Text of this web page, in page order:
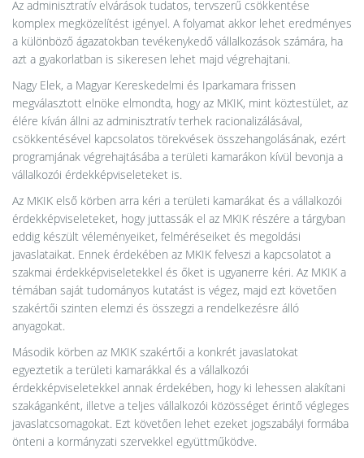
Az adminisztratív elvárások tudatos, tervszerű csökkentése
komplex megközelítést igényel. A folyamat akkor lehet eredményes
a különböző ágazatokban tevékenykedő vállalkozások számára, ha
azt a gyakorlatban is sikeresen lehet majd végrehajtani.
Nagy Elek, a Magyar Kereskedelmi és Iparkamara frissen
megválasztott elnöke elmondta, hogy az MKIK, mint köztestület, az
élére kíván állni az adminisztratív terhek racionalizálásával,
csökkentésével kapcsolatos törekvések összehangolásának, ezért
programjának végrehajtásába a területi kamarákon kívül bevonja a
vállalkozói érdekképviseleteket is.
Az MKIK első körben arra kéri a területi kamarákat és a vállalkozói
érdekképviseleteket, hogy juttassák el az MKIK részére a tárgyban
eddig készült véleményeiket, felméréseiket és megoldási
javaslataikat. Ennek érdekében az MKIK felveszi a kapcsolatot a
szakmai érdekképviseletekkel és őket is ugyanerre kéri. Az MKIK a
témában saját tudományos kutatást is végez, majd ezt követően
szakértői szinten elemzi és összegzi a rendelkezésre álló
anyagokat.
Második körben az MKIK szakértői a konkrét javaslatokat
egyeztetik a területi kamarákkal és a vállalkozói
érdekképviseletekkel annak érdekében, hogy ki lehessen alakítani
szakáganként, illetve a teljes vállalkozói közösséget érintő végleges
javaslatcsomagokat. Ezt követően lehet ezeket jogszabályi formába
önteni a kormányzati szervekkel együttműködve.